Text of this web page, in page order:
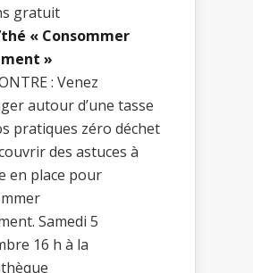
gratuit
« Consommer
»
: Venez
autour d’une tasse
pratiques zéro déchet
des astuces à
en place pour
Samedi 5
16 h à la